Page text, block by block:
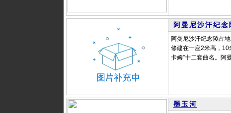
阿曼尼沙汗纪念
阿曼尼沙汗纪念陵占
修建在一座2米高，10
卡姆”十二套曲名。阿
墨玉河